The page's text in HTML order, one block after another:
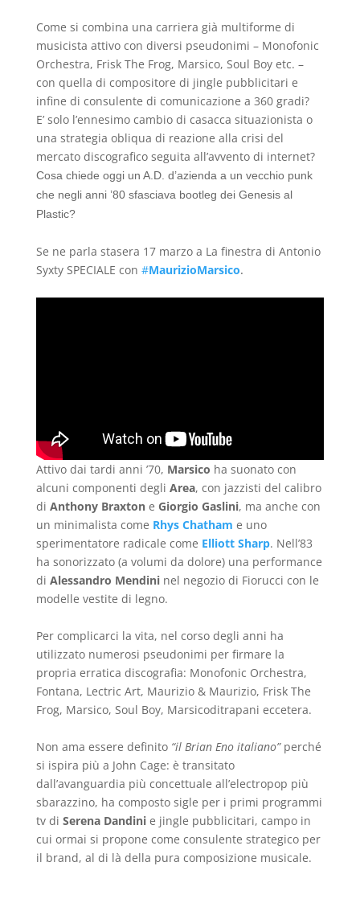
Come si combina una carriera già multiforme di
musicista attivo con diversi pseudonimi – Monofonic
Orchestra, Frisk The Frog, Marsico, Soul Boy etc. –
con quella di compositore di jingle pubblicitari e
infine di consulente di comunicazione a 360 gradi?
E’ solo l’ennesimo cambio di casacca situazionista o
una strategia obliqua di reazione alla crisi del
mercato discografico seguita all’avvento di internet?
Cosa chiede oggi un A.D. d’azienda a un vecchio punk
che negli anni ’80 sfasciava bootleg dei Genesis al
Plastic?
Se ne parla stasera 17 marzo a La finestra di Antonio
Syxty SPECIALE con #MaurizioMarsico.
Attivo dai tardi anni ’70, Marsico ha suonato con
alcuni componenti degli Area, con jazzisti del calibro
di Anthony Braxton e Giorgio Gaslini, ma anche con
un minimalista come Rhys Chatham e uno
sperimentatore radicale come Elliott Sharp. Nell’83
ha sonorizzato (a volumi da dolore) una performance
di Alessandro Mendininel negozio di Fiorucci con le
modelle vestite di legno.
Per complicarci la vita, nel corso degli anni ha
utilizzato numerosi pseudonimi per firmare la
propria erratica discografia: Monofonic Orchestra,
Fontana, Lectric Art, Maurizio & Maurizio, Frisk The
Frog, Marsico, Soul Boy, Marsicoditrapani eccetera.
Non ama essere definito “il Brian Eno italiano”perché
si ispira più a John Cage: è transitato
dall’avanguardia più concettuale all’electropop più
sbarazzino, ha composto sigle per i primi programmi
tv di Serena Dandinie jingle pubblicitari, campo in
cui ormai si propone come consulente strategico per
il brand, al di là della pura composizione musicale.